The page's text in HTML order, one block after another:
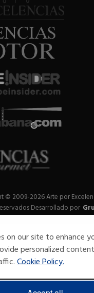
on our site to enhance
personalized
Cookie Policy.
© 2009-2026 Arte por
Desarrollado por